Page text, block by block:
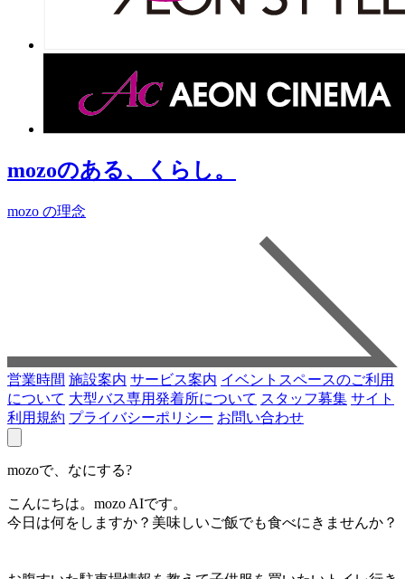
mozoのある、くらし。
mozo の理念
営業時間 施設案内 サービス案内 イベントスペースのご利用
について 大型バス専用発着所について スタッフ募集 サイト
利用規約 プライバシーポリシー お問い合わせ
mozoで、なにする?
こんにちは。mozo AIです。
今日は何をしますか？美味しいご飯でも食べにきませんか？